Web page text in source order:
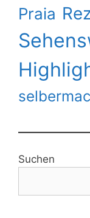
Praia
Suchen